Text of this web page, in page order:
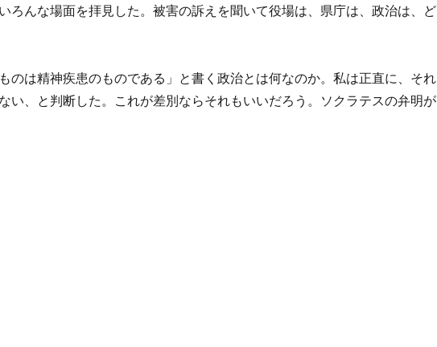
ろんな場面を拝見した。被害の訴えを聞いて役場は、県庁は、政治は、ど
のは精神疾患のものである」と書く政治とは何なのか。私は正直に、それ
い、と判断した。これが差別ならそれもいいだろう。ソクラテスの弁明が